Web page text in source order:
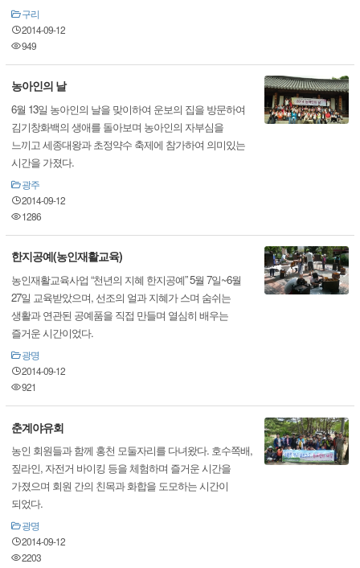
구리
2014-09-12
949
농아인의 날
6월 13일 농아인의 날을 맞이하여 운보의 집을 방문하여
김기창화백의 생애를 돌아보며 농아인의 자부심을
느끼고 세종대왕과 초정약수 축제에 참가하여 의미있는
시간을 가졌다.
광주
2014-09-12
1286
한지공예(농인재활교육)
농인재활교육사업 “천년의 지혜 한지공예” 5월 7일~6월
27일 교육받았으며, 선조의 얼과 지혜가 스며 숨쉬는
생활과 연관된 공예품을 직접 만들며 열심히 배우는
즐거운 시간이었다.
광명
2014-09-12
921
춘계야유회
농인 회원들과 함께 홍천 모둘자리를 다녀왔다. 호수쪽배,
짚라인, 자전거 바이킹 등을 체험하며 즐거운 시간을
가졌으며 회원 간의 친목과 화합을 도모하는 시간이
되었다.
광명
2014-09-12
2203